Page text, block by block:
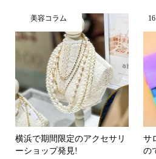
美容コラム
横浜で期間限定のアクセサリ
ーショップ発見!
サ
の